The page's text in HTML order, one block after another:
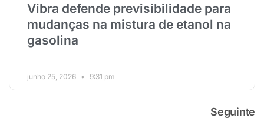
Vibra defende previsibilidade para
mudanças na mistura de etanol na
gasolina
junho 25, 2026 9:31 pm
Seguinte